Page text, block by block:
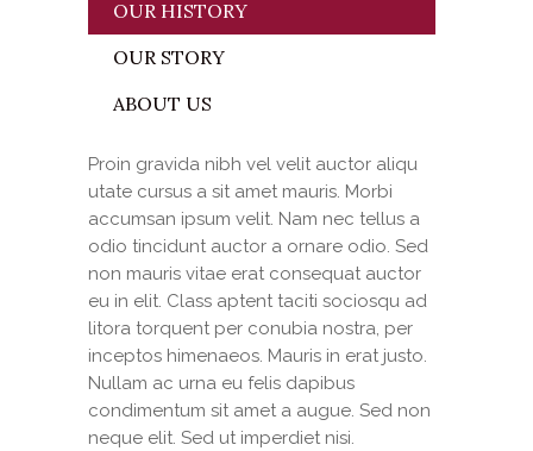
OUR HISTORY
OUR STORY
ABOUT US
Proin gravida nibh vel velit auctor aliqu
utate cursus a sit amet mauris. Morbi
accumsan ipsum velit. Nam nec tellus a
odio tincidunt auctor a ornare odio. Sed
non mauris vitae erat consequat auctor
eu in elit. Class aptent taciti sociosqu ad
litora torquent per conubia nostra, per
inceptos himenaeos. Mauris in erat justo.
Nullam ac urna eu felis dapibus
condimentum sit amet a augue. Sed non
neque elit. Sed ut imperdiet nisi.